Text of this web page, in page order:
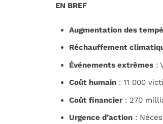
EN BREF
Augmentation des
Réchauffement
Événements extrêmes :
Coût humain : 11 000
Coût financier: 270
Urgence d’action :